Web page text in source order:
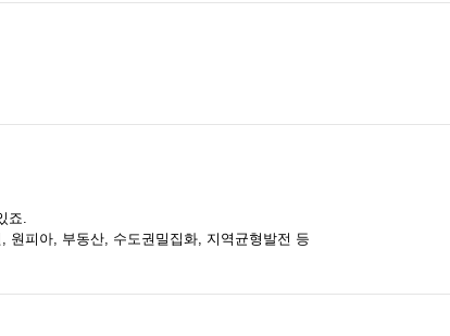
죠.
원피아, 부동산, 수도권밀집화, 지역균형발전 등